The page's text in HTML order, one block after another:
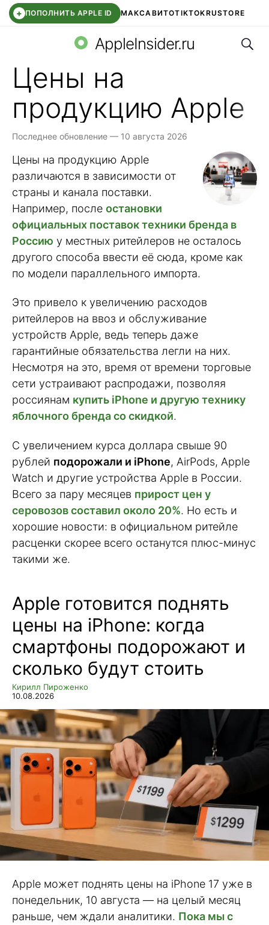
+ ПОПОЛНИТЬ APPLE ID МАКСАВИТОTIKTOKRUSTORE
WB КЛУБIOS 26.6 DDE STORE
AppleInsider.ru
Цены на
продукцию Apple
Последнее обновление — 10 августа 2026
Цены на продукцию Apple
различаются в зависимости от
страны и канала поставки.
Например, после остановки
официальных поставок техники бренда в
Россию у местных ритейлеров не осталось
другого способа ввести её сюда, кроме как
по модели параллельного импорта.
Это привело к увеличению расходов
ритейлеров на ввоз и обслуживание
устройств Apple, ведь теперь даже
гарантийные обязательства легли на них.
Несмотря на это, время от времени торговые
сети устраивают распродажи, позволяя
россиянам купить iPhone и другую технику
яблочного бренда со скидкой.
С увеличением курса доллара свыше 90
рублей подорожали и iPhone, AirPods, Apple
Watch и другие устройства Apple в России.
Всего за пару месяцев прирост цен у
серовозов составил около 20%. Но есть и
хорошие новости: в официальном ритейле
расценки скорее всего останутся плюс-минус
такими же.
Apple готовится поднять
цены на iPhone: когда
смартфоны подорожают и
сколько будут стоить
Кирилл Пироженко
10.08.2026
Apple может поднять цены на iPhone 17 уже в
понедельник, 10 августа — на целый месяц
раньше, чем ждали аналитики. Пока мы с